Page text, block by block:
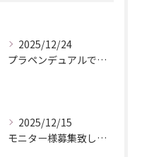
2025/12/24
プラペンデュアルでプラズマ照射
2025/12/15
モニター様募集致します！